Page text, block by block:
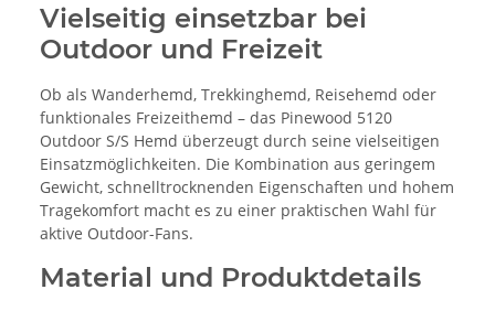
Vielseitig einsetzbar bei
Outdoor und Freizeit
Ob als Wanderhemd, Trekkinghemd, Reisehemd oder
funktionales Freizeithemd – das Pinewood 5120
Outdoor S/S Hemd überzeugt durch seine vielseitigen
Einsatzmöglichkeiten. Die Kombination aus geringem
Gewicht, schnelltrocknenden Eigenschaften und hohem
Tragekomfort macht es zu einer praktischen Wahl für
aktive Outdoor-Fans.
Material und Produktdetails